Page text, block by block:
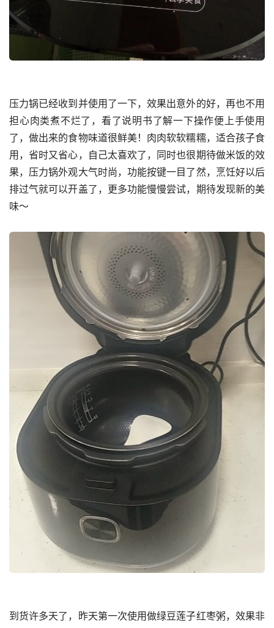
压力锅已经收到并使用了一下，效果出意外的好，再也不用
担心肉类煮不烂了，看了说明书了解一下操作便上手使用
了，做出来的食物味道很鲜美！肉肉软软糯糯，适合孩子食
用，省时又省心，自己太喜欢了，同时也很期待做米饭的效
果，压力锅外观大气时尚，功能按键一目了然，烹饪好以后
排过气就可以开盖了，更多功能慢慢尝试，期待发现新的美
味～
到货许多天了，昨天第一次使用做绿豆莲子红枣粥，效果非